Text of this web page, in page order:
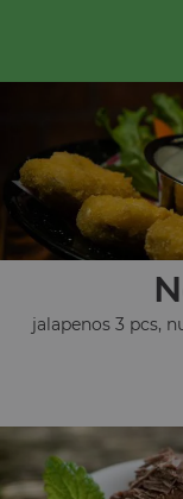
jalapenos 3 pcs,